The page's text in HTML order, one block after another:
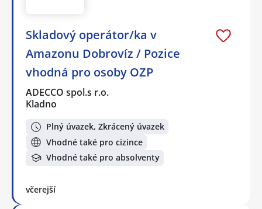
Skladový operátor/ka v
Amazonu Dobrovíz / Pozice
vhodná pro osoby OZP
ADECCO spol.s r.o.
Kladno
Plný úvazek, Zkrácený úvazek
Vhodné také pro cizince
Vhodné také pro absolventy
včerejší